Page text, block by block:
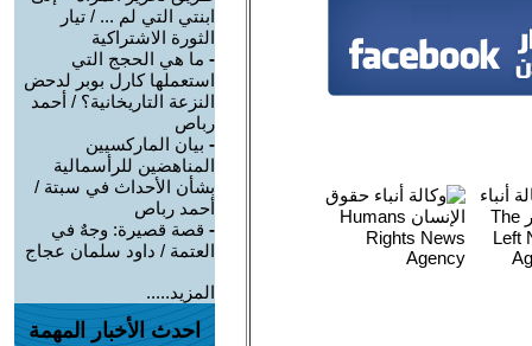
ابنتي التي لم ... / تيار
الثورة الاشتراكية
- ما هي الحجج التي
استعملها كارل بوبر لدحض
النزعة التاريخانية؟ / أحمد
رباص
- بيان الماركسيين
المناهضين للرأسمالية
بشأن الأحداث في سبتة /
أحمد رباص
- قصة قصيرة: وجهٌ في
العتمة / داود سلمان عجاج
المزيد.....
احدث الأخبار المهمة